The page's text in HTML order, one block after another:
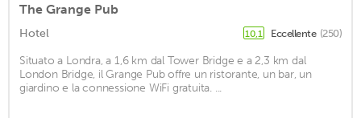
The Grange Pub
Hotel 10,1 Eccellente (250)
Situato a Londra, a 1,6 km dal Tower Bridge e a 2,3 km dal
London Bridge, il Grange Pub offre un ristorante, un bar, un
giardino e la connessione WiFi gratuita. ...